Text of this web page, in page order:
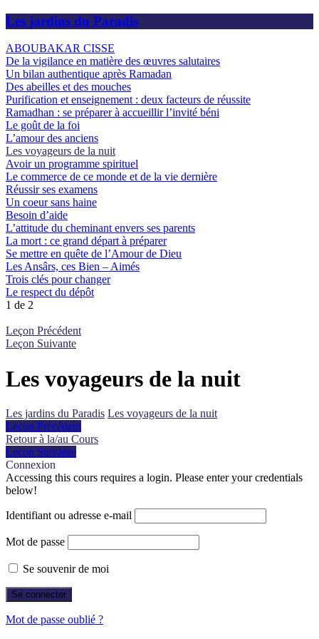
Les jardins du Paradis
ABOUBAKAR CISSE
De la vigilance en matière des œuvres salutaires
Un bilan authentique après Ramadan
Des abeilles et des mouches
Purification et enseignement : deux facteurs de réussite
Ramadhan : se préparer à accueillir l’invité béni
Le goût de la foi
L’amour des anciens
Les voyageurs de la nuit
Avoir un programme spirituel
Le commerce de ce monde et de la vie dernière
Réussir ses examens
Un coeur sans haine
Besoin d’aide
L’attitude du cheminant envers ses parents
La mort : ce grand départ à préparer
Se mettre en quête de l’Amour de Dieu
Les Ansârs, ces Bien – Aimés
Trois clés pour changer
Le respect du dépôt
1 de 2
Leçon Précédent
Leçon Suivante
Les voyageurs de la nuit
Les jardins du Paradis Les voyageurs de la nuit
Leçon Précédent
Retour à la/au Cours
Leçon Suivante
Connexion
Accessing this cours requires a login. Please enter your credentials
below!
Identifiant ou adresse e-mail
Mot de passe
Se souvenir de moi
Mot de passe oublié ?